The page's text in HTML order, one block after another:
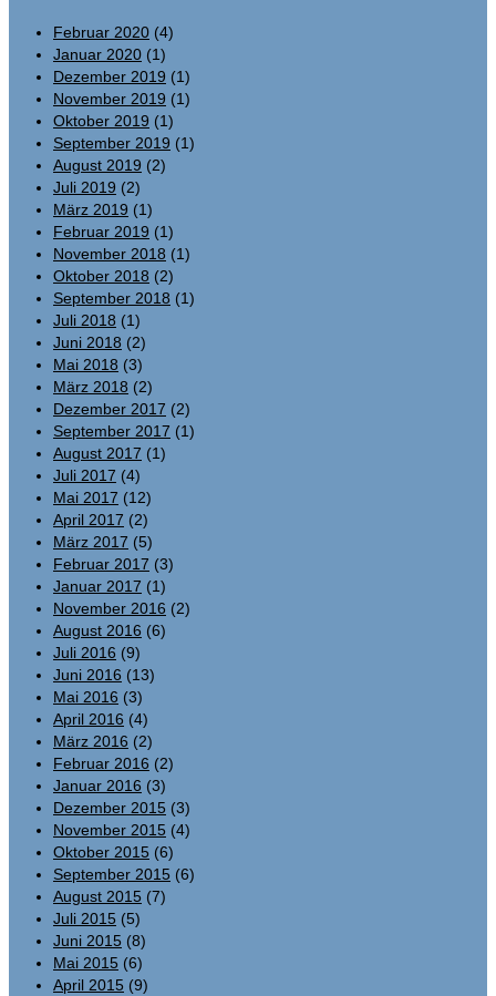
Februar 2020 (4)
Januar 2020 (1)
Dezember 2019 (1)
November 2019 (1)
Oktober 2019 (1)
September 2019 (1)
August 2019 (2)
Juli 2019 (2)
März 2019 (1)
Februar 2019 (1)
November 2018 (1)
Oktober 2018 (2)
September 2018 (1)
Juli 2018 (1)
Juni 2018 (2)
Mai 2018 (3)
März 2018 (2)
Dezember 2017 (2)
September 2017 (1)
August 2017 (1)
Juli 2017 (4)
Mai 2017 (12)
April 2017 (2)
März 2017 (5)
Februar 2017 (3)
Januar 2017 (1)
November 2016 (2)
August 2016 (6)
Juli 2016 (9)
Juni 2016 (13)
Mai 2016 (3)
April 2016 (4)
März 2016 (2)
Februar 2016 (2)
Januar 2016 (3)
Dezember 2015 (3)
November 2015 (4)
Oktober 2015 (6)
September 2015 (6)
August 2015 (7)
Juli 2015 (5)
Juni 2015 (8)
Mai 2015 (6)
April 2015 (9)